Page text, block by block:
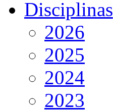
Disciplinas
2026
2025
2024
2023